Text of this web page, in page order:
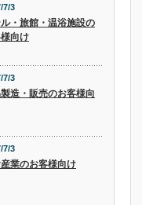
7/3
・旅館・温浴施設の
向け
7/3
造・販売のお客様向
7/3
業のお客様向け